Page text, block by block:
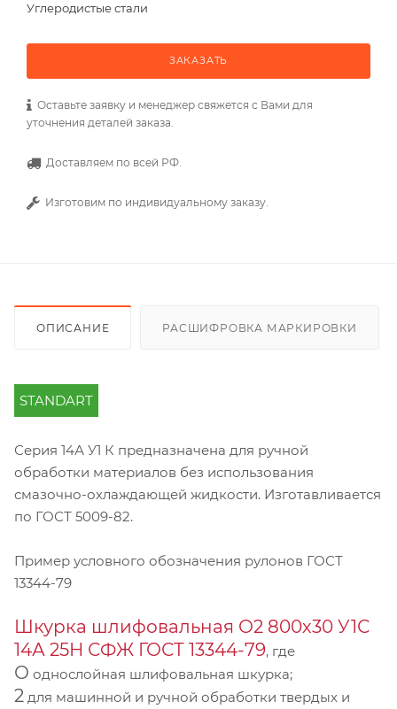
Углеродистые стали
ЗАКАЗАТЬ
Оставьте заявку и менеджер свяжется с Вами для
уточнения деталей заказа.
Доставляем по всей РФ.
Изготовим по индивидуальному заказу.
ОПИСАНИЕ РАСШИФРОВКА МАРКИРОВКИ
STANDART
Серия 14А У1 К предназначена для ручной
обработки материалов без использования
смазочно-охлаждающей жидкости. Изготавливается
по ГОСТ 5009-82.
Пример условного обозначения рулонов ГОСТ
13344-79
Шкурка шлифовальная О2 800х30 У1С
14А 25Н СФЖ ГОСТ 13344-79, где
О однослойная шлифовальная шкурка;
2 для машинной и ручной обработки твердых и